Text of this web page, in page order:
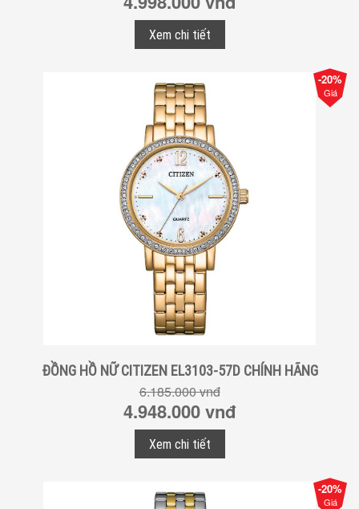
Xem chi tiết
-20%
Giá
ĐỒNG HỒ NỮ CITIZEN EL3103-57D CHÍNH HÃNG
6.185.000 vnđ
4.948.000 vnđ
Xem chi tiết
-20%
Giá